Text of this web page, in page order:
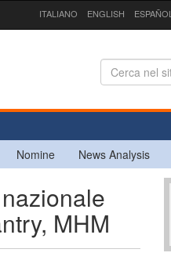
ITALIANO ENGLISH ESPAÑOL
Nomine News Analysis
MHM